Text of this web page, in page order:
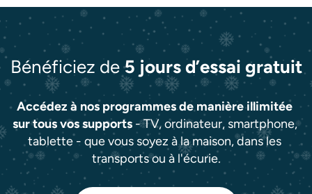
Bénéficiez de5 jours d’essai gratuit
Accédez à nos programmes de manière illimitée
sur tous vos supports - TV, ordinateur, smartphone,
tablette - que vous soyez à la maison, dans les